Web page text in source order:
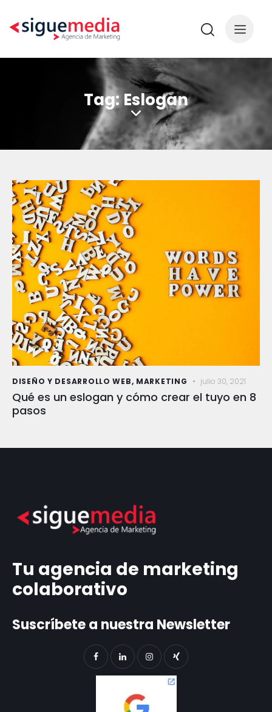
Tag: Eslogan
DISEÑO Y DESARROLLO WEB, MARKETING julio 30, 2021
Qué es un eslogan y cómo crear el tuyo en 8
pasos
Tu agencia de marketing
colaborativo
Suscríbete a nuestra Newsletter